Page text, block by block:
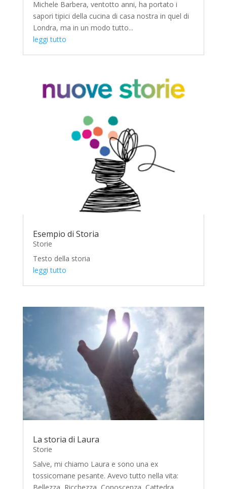
Michele Barbera, ventotto anni, ha portato i
sapori tipici della cucina di casa nostra in quel di
Londra, ma in un modo tutto...
leggi tutto
Esempio di Storia
Storie
Testo della storia
leggi tutto
La storia di Laura
Storie
Salve, mi chiamo Laura e sono una ex
tossicomane pesante. Avevo tutto nella vita: